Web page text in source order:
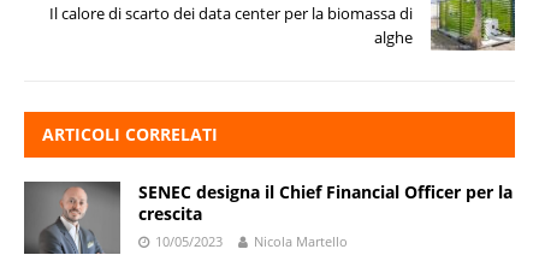
Il calore di scarto dei data center per la biomassa di
alghe
ARTICOLI CORRELATI
SENEC designa il Chief Financial Officer per la
crescita
10/05/2023 Nicola Martello